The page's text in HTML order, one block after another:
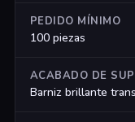
PEDIDO MÍNIMO
100 piezas
ACABADO DE
Barniz brillante